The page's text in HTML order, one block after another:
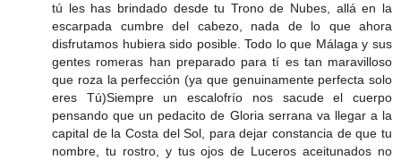
tú les has brindado desde tu Trono de Nubes, allá en la
escarpada cumbre del cabezo, nada de lo que ahora
disfrutamos hubiera sido posible. Todo lo que Málaga y sus
gentes romeras han preparado para tí es tan maravilloso
que roza la perfección (ya que genuinamente perfecta solo
eres Tú)Siempre un escalofrío nos sacude el cuerpo
pensando que un pedacito de Gloria serrana va llegar a la
capital de la Costa del Sol, para dejar constancia de que tu
nombre, tu rostro, y tus ojos de Luceros aceitunados no